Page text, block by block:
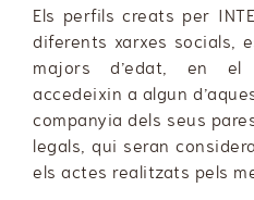
Els perfils creats per
diferents xarxes socials,
majors d’edat, en
accedeixin a algun
companyia dels seus
legals, qui seran
els actes realitzats pels